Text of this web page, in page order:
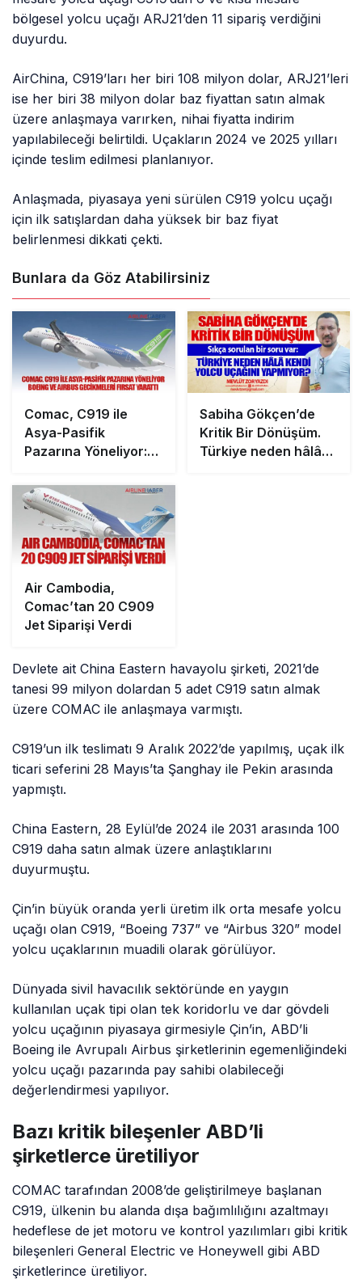
bölgesel yolcu uçağı ARJ21’den 11 sipariş verdiğini
duyurdu.
AirChina, C919’ları her biri 108 milyon dolar, ARJ21’leri
ise her biri 38 milyon dolar baz fiyattan satın almak
üzere anlaşmaya varırken, nihai fiyatta indirim
yapılabileceği belirtildi. Uçakların 2024 ve 2025 yılları
içinde teslim edilmesi planlanıyor.
Anlaşmada, piyasaya yeni sürülen C919 yolcu uçağı
için ilk satışlardan daha yüksek bir baz fiyat
belirlenmesi dikkati çekti.
Bunlara da Göz Atabilirsiniz
Comac, C919 ile
Asya-Pasifik
Pazarına Yöneliyor:
Gecikmeleri Fırsat
Yarattı
Sabiha Gökçen’de
Kritik Bir Dönüşüm.
Türkiye neden hâlâ
Air Cambodia,
Comac’tan 20 C909
Jet Siparişi Verdi
Devlete ait China Eastern havayolu şirketi, 2021’de
tanesi 99 milyon dolardan 5 adet C919 satın almak
üzere COMAC ile anlaşmaya varmıştı.
C919’un ilk teslimatı 9 Aralık 2022’de yapılmış, uçak ilk
ticari seferini 28 Mayıs’ta Şanghay ile Pekin arasında
yapmıştı.
China Eastern, 28 Eylül’de 2024 ile 2031 arasında 100
C919 daha satın almak üzere anlaştıklarını
duyurmuştu.
Çin’in büyük oranda yerli üretim ilk orta mesafe yolcu
uçağı olan C919, “Boeing 737” ve “Airbus 320” model
yolcu uçaklarının muadili olarak görülüyor.
Dünyada sivil havacılık sektöründe en yaygın
kullanılan uçak tipi olan tek koridorlu ve dar gövdeli
yolcu uçağının piyasaya girmesiyle Çin’in, ABD’li
Boeing ile Avrupalı Airbus şirketlerinin egemenliğindeki
yolcu uçağı pazarında pay sahibi olabileceği
değerlendirmesi yapılıyor.
Bazı kritik bileşenler ABD’li
şirketlerce üretiliyor
COMAC tarafından 2008’de geliştirilmeye başlanan
C919, ülkenin bu alanda dışa bağımlılığını azaltmayı
hedeflese de jet motoru ve kontrol yazılımları gibi kritik
bileşenleri General Electric ve Honeywell gibi ABD
şirketlerince üretiliyor.